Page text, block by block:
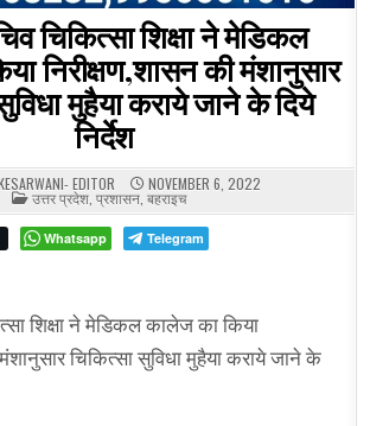
चिकित्सा शिक्षा ने मेडिकल
निरीक्षण,शासन की मंशानुसार
मुहैया कराये जाने के दिये
निर्देश
EDITOR NOVEMBER 6, 2022
POSTED
IN
उत्तर प्रदेश, प्रशासन, बहराइच
Whatsapp Telegram
शिक्षा ने मेडिकल कालेज का किया
चिकित्सा सुविधा मुहैया कराये जाने के